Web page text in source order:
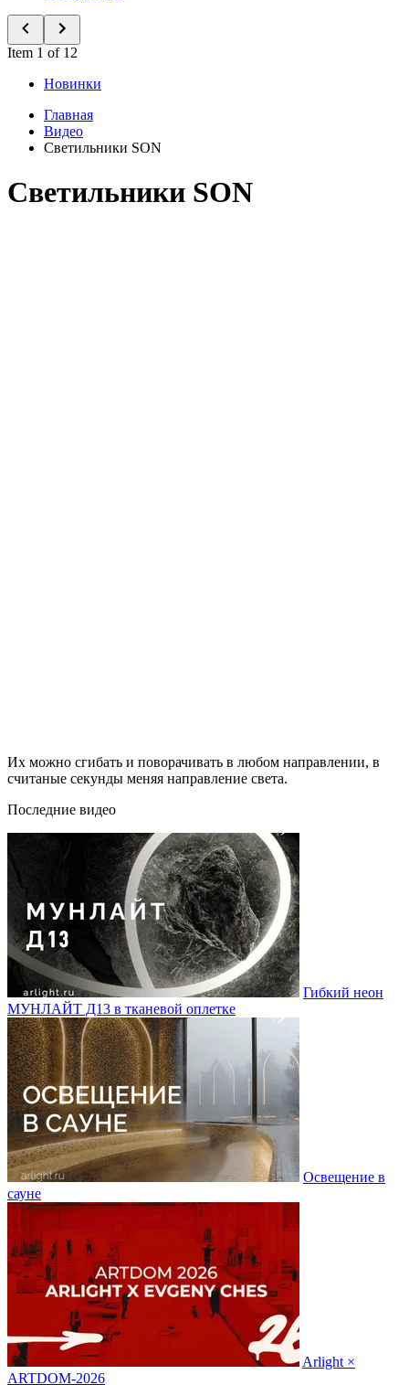
Item 1 of 12
Новинки
Главная
Видео
Светильники SON
Светильники SON
Их можно сгибать и поворачивать в любом направлении, в
считаные секунды меняя направление света.
Последние видео
Гибкий неон
МУНЛАЙТ Д13 в тканевой оплетке
Освещение в
сауне
Arlight ×
ARTDOM-2026